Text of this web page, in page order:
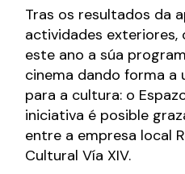
Tras os resultados da
actividades exteriores,
este ano a súa
cinema dando forma a
para a cultura: o
iniciativa é posible
entre a empresa local
Cultural Vía XIV.